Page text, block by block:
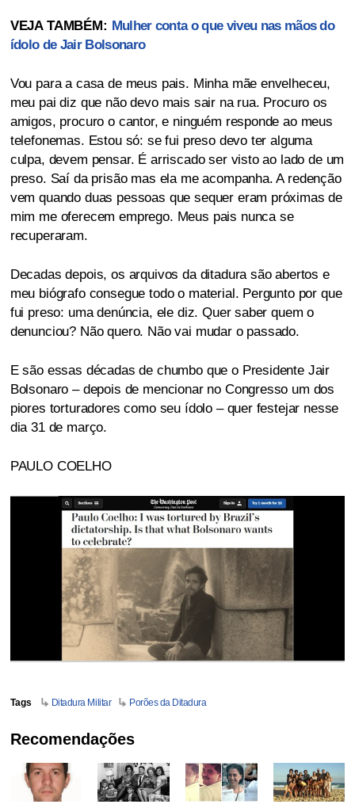
VEJA TAMBÉM: Mulher conta o que viveu nas mãos do
ídolo de Jair Bolsonaro
Vou para a casa de meus pais. Minha mãe envelheceu,
meu pai diz que não devo mais sair na rua. Procuro os
amigos, procuro o cantor, e ninguém responde ao meus
telefonemas. Estou só: se fui preso devo ter alguma
culpa, devem pensar. É arriscado ser visto ao lado de um
preso. Saí da prisão mas ela me acompanha. A redenção
vem quando duas pessoas que sequer eram próximas de
mim me oferecem emprego. Meus pais nunca se
recuperaram.
Decadas depois, os arquivos da ditadura são abertos e
meu biógrafo consegue todo o material. Pergunto por que
fui preso: uma denúncia, ele diz. Quer saber quem o
denunciou? Não quero. Não vai mudar o passado.
E são essas décadas de chumbo que o Presidente Jair
Bolsonaro – depois de mencionar no Congresso um dos
piores torturadores como seu ídolo – quer festejar nesse
dia 31 de março.
PAULO COELHO
Tags Ditadura Militar Porões da Ditadura
Recomendações